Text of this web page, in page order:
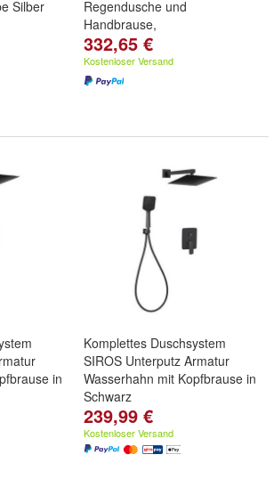
Silber
Regendusche und
Handbrause,
332,65 €
Kostenloser Versand
in
Komplettes Duschsystem
SIROS Unterputz Armatur
Wasserhahn mit Kopfbrause in
Schwarz
239,99 €
Kostenloser Versand